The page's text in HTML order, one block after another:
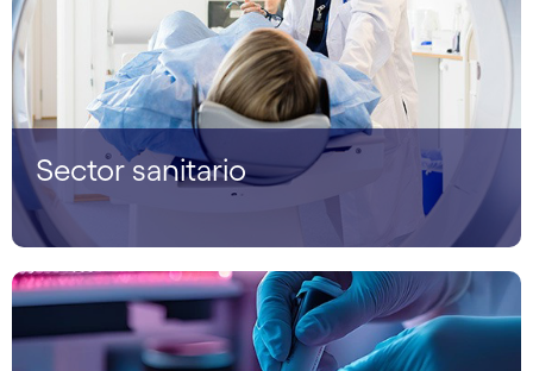
Sector sanitario